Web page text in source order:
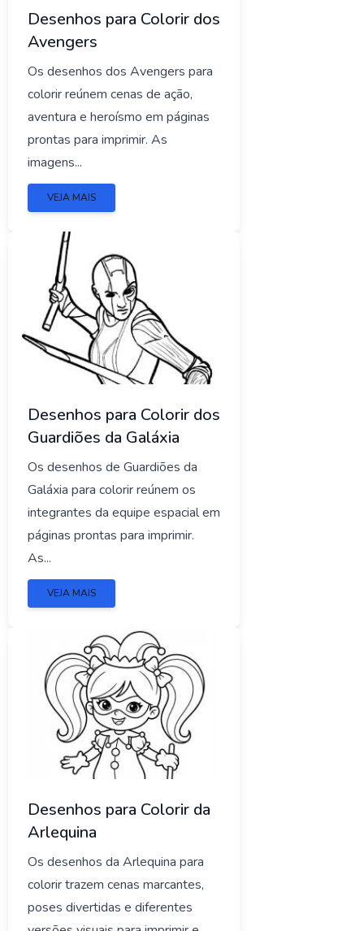
Desenhos para Colorir dos
Avengers
Os desenhos dos Avengers para
colorir reúnem cenas de ação,
aventura e heroísmo em páginas
prontas para imprimir. As
imagens...
VEJA MAIS
Desenhos para Colorir dos
Guardiões da Galáxia
Os desenhos de Guardiões da
Galáxia para colorir reúnem os
integrantes da equipe espacial em
páginas prontas para imprimir.
As...
VEJA MAIS
Desenhos para Colorir da
Arlequina
Os desenhos da Arlequina para
colorir trazem cenas marcantes,
poses divertidas e diferentes